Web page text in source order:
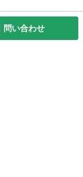
問い合わせ